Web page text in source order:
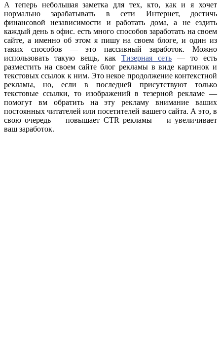
А теперь небольшая заметка для тех, кто, как и я хочет
нормально зарабатывать в сети Интернет, достичь
финансовой независимости и работать дома, а не ездить
каждый день в офис. есть много способов заработать на своем
сайте, а именно об этом я пишу на своем блоге, и один из
таких способов — это пассивный заработок. Можно
использовать такую вещь, как Тизерная сеть — то есть
разместить на своем сайте блог рекламы в виде картинок и
текстовых ссылок к ним. Это некое продолжение контекстной
рекламы, но, если в последней присутствуют только
текстовые ссылки, то изображений в тезерной рекламе —
помогут вм обратить на эту рекламу внимание ваших
постоянных читателей или посетителей вашего сайта. А это, в
свою очередь — повышает CTR рекламы — и увеличивает
ваш заработок.